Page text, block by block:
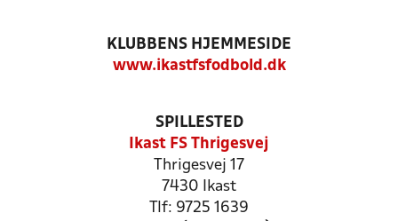
KLUBBENS HJEMMESIDE
www.ikastfsfodbold.dk
SPILLESTED
Ikast FS Thrigesvej
Thrigesvej 17
7430 Ikast
Tlf: 9725 1639